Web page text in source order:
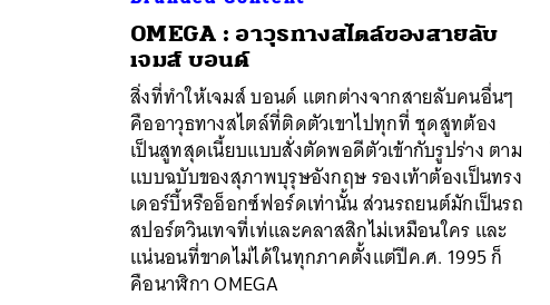
OMEGA : อาวุธทางสไตล์ของสายลับ
เจมส์ บอนด์
สิ่งที่ทำให้เจมส์ บอนด์ แตกต่างจากสายลับคนอื่นๆ
คืออาวุธทางสไตล์ที่ติดตัวเขาไปทุกที่ ชุดสูทต้อง
เป็นสูทสุดเนี้ยบแบบสั่งตัดพอดีตัวเข้ากับรูปร่าง ตาม
แบบฉบับของสุภาพบุรุษอังกฤษ รองเท้าต้องเป็นทรง
เดอร์บี้หรืออ็อกซ์ฟอร์ดเท่านั้น ส่วนรถยนต์มักเป็นรถ
สปอร์ตวินเทจที่เท่และคลาสสิกไม่เหมือนใคร และ
แน่นอนที่ขาดไม่ได้ในทุกภาคตั้งแต่ปีค.ศ. 1995 ก็
คือนาฬิกา OMEGA
ค้นหา